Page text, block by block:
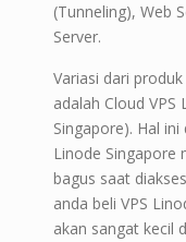
(Tunneling), Web
Server.
Variasi dari
adalah Cloud VPS
Singapore). Hal ini
Linode Singapore
bagus saat
anda beli VPS
akan sangat kecil